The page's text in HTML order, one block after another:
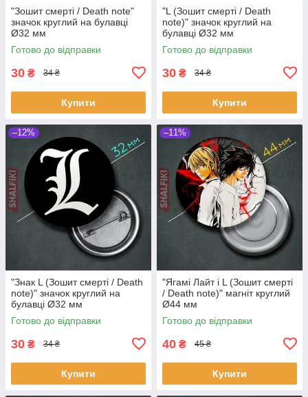
"Зошит смерті / Death note"
значок круглий на булавці
Ø32 мм
Готово до відправки
30 ₴ 34 ₴
Купити
"L (Зошит смерті / Death
note)" значок круглий на
булавці Ø32 мм
Готово до відправки
30 ₴ 34 ₴
Купити
–12%
"Знак L (Зошит смерті / Death
note)" значок круглий на
булавці Ø32 мм
Готово до відправки
30 ₴ 34 ₴
Купити
–11%
"Ягамі Лайт і L (Зошит смерті
/ Death note)" магніт круглий
Ø44 мм
Готово до відправки
40 ₴ 45 ₴
Купити